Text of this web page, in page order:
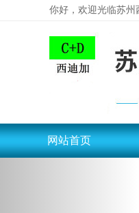
你好，欢迎光临苏州
网站首页